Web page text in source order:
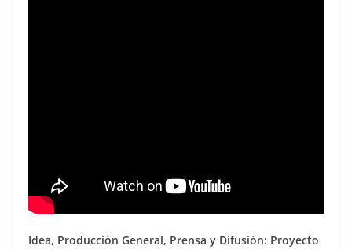
Idea, Producción General, Prensa y Difusión: Proyecto